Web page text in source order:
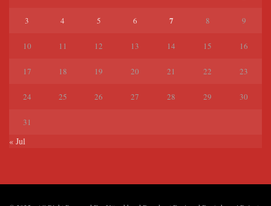
3 4 5 6 7 8 9
10 11 12 13 14 15 16
17 18 19 20 21 22 23
24 25 26 27 28 29 30
31
« Jul